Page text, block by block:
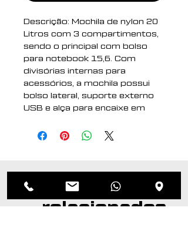
Descrição: Mochila de nylon 20
Litros com 3 compartimentos,
sendo o principal com bolso
para notebook 15,6. Com
divisórias internas para
acessórios, a mochila possui
bolso lateral, suporte externo
USB e alça para encaixe em
Medidas aproximadas para
gravação (CxL): 22,5 cm x 16
Produtos
relacionados